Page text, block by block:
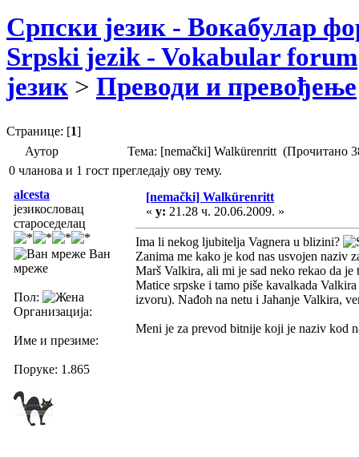
Српски језик - Вокабулар
Srpski jezik - Vokabular forum
језик > Преводи и превођење
Странице: [1]
Аутор
Тема: [nemački] Walkürenritt (Прочитано
0 чланова и 1 гост прегледају ову тему.
alcesta
језикословац
староседелац
Ван
мреже
Пол:
Организација:
Име и презиме:
Поруке: 1.865
[nemački] Walkürenritt
« у: 21.28 ч. 20.06.2009. »
Ima li nekog ljubitelja Vagnera u blizini?
Zanima me kako je kod nas usvojen naziv
Marš Valkira, ali mi je sad neko rekao da
Matice srpske i tamo piše kavalkada
izvoru). Nađoh na netu i Jahanje Valkira,
Meni je za prevod bitnije koji je naziv kod